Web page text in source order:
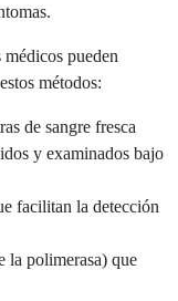
pueden
métodos:
de sangre fresca
y examinados bajo
facilitan la detección
la polimerasa) que